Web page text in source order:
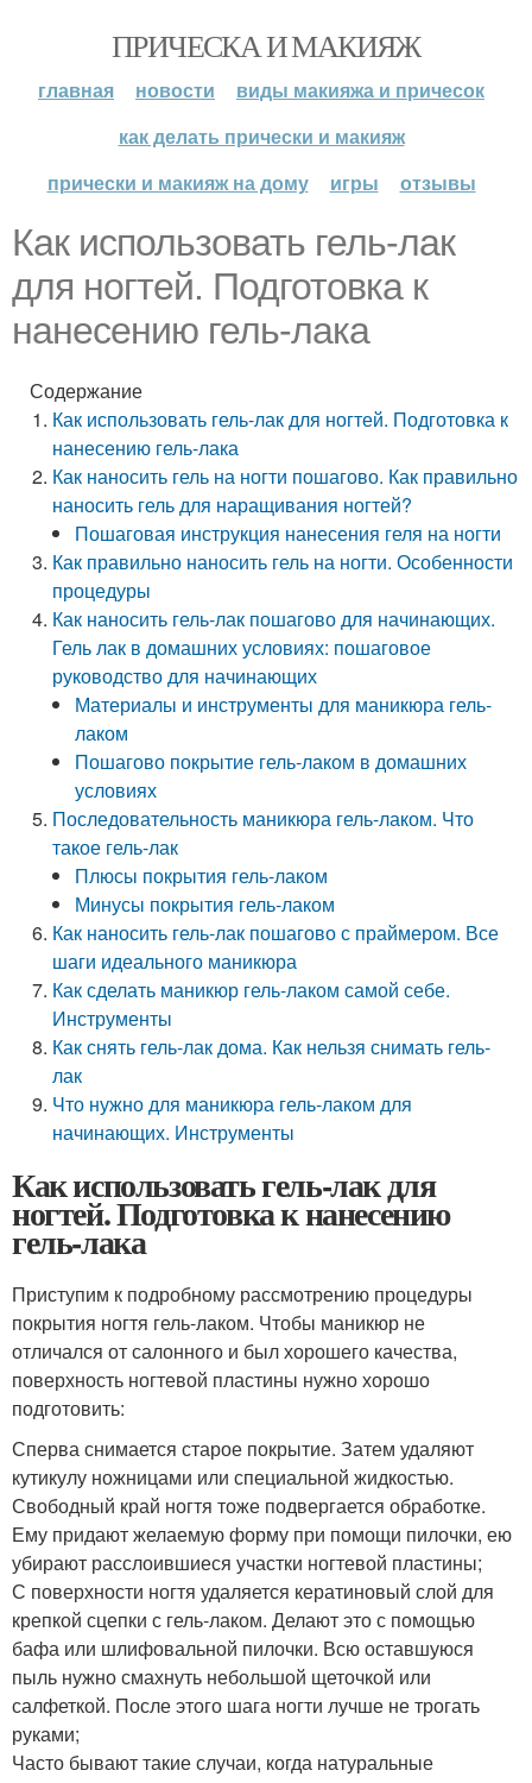
ПРИЧЕСКА И МАКИЯЖ
главная новости
виды макияжа и причесок
как делать прически и макияж
прически и макияж на дому
игры отзывы
Как использовать гель-лак
для ногтей. Подготовка к
нанесению гель-лака
Содержание
Как использовать гель-лак для ногтей. Подготовка к
нанесению гель-лака
Как наносить гель на ногти пошагово. Как правильно
наносить гель для наращивания ногтей?
Пошаговая инструкция нанесения геля на ногти
Как правильно наносить гель на ногти. Особенности
процедуры
Как наносить гель-лак пошагово для начинающих.
Гель лак в домашних условиях: пошаговое
руководство для начинающих
Материалы и инструменты для маникюра гель-
лаком
Пошагово покрытие гель-лаком в домашних
условиях
Последовательность маникюра гель-лаком. Что
такое гель-лак
Плюсы покрытия гель-лаком
Минусы покрытия гель-лаком
Как наносить гель-лак пошагово с праймером. Все
шаги идеального маникюра
Как сделать маникюр гель-лаком самой себе.
Инструменты
Как снять гель-лак дома. Как нельзя снимать гель-
лак
Что нужно для маникюра гель-лаком для
начинающих. Инструменты
Как использовать гель-лак для
ногтей. Подготовка к нанесению
гель-лака
Приступим к подробному рассмотрению процедуры
покрытия ногтя гель-лаком. Чтобы маникюр не
отличался от салонного и был хорошего качества,
поверхность ногтевой пластины нужно хорошо
подготовить:
Сперва снимается старое покрытие. Затем удаляют
кутикулу ножницами или специальной жидкостью.
Свободный край ногтя тоже подвергается обработке.
Ему придают желаемую форму при помощи пилочки, ею
убирают расслоившиеся участки ногтевой пластины;
С поверхности ногтя удаляется кератиновый слой для
крепкой сцепки с гель-лаком. Делают это с помощью
бафа или шлифовальной пилочки. Всю оставшуюся
пыль нужно смахнуть небольшой щеточкой или
салфеткой. После этого шага ногти лучше не трогать
руками;
Часто бывают такие случаи, когда натуральные